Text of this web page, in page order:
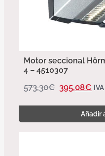
Motor seccional
4 – 4510307
573,30€ 395,08€
Añadir